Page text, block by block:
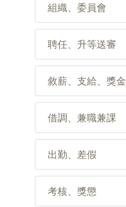
組織、委員會
聘任、升等送審
敘薪、支給、獎金
借調、兼職兼課
出勤、差假
考核、獎懲